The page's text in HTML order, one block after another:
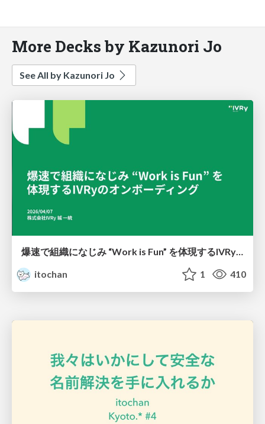
More Decks by Kazunori Jo
See All by Kazunori Jo
爆速で組織になじみ “Work is Fun” を体現するIVRyのオンボーディング
itochan
1 410